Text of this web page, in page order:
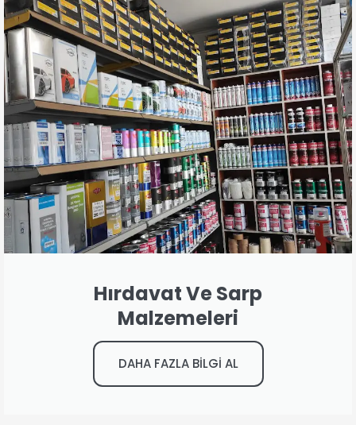
Hırdavat Ve Sarp
Malzemeleri
DAHA FAZLA BİLGİ AL